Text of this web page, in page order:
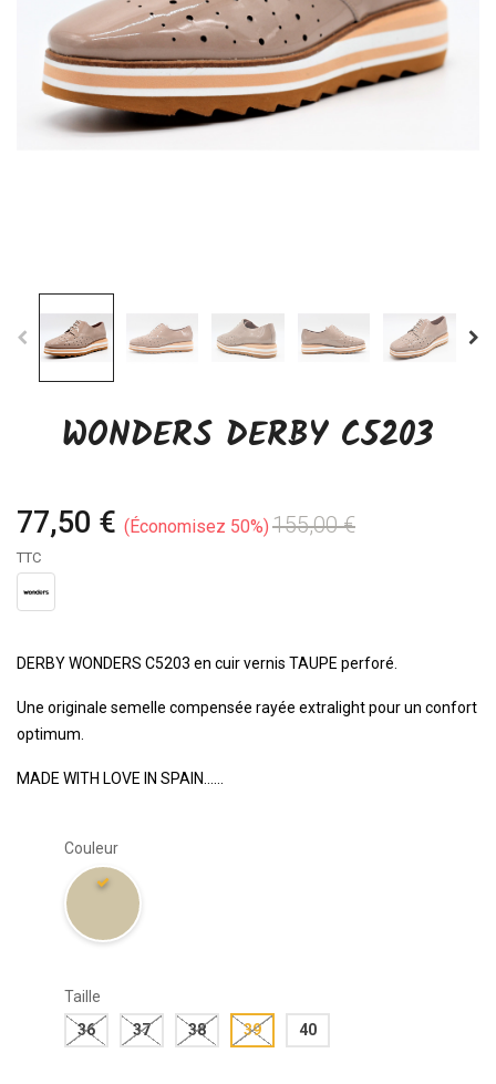
WONDERS DERBY C5203
77,50 € Économisez 50% 155,00 €
TTC
DERBY WONDERS C5203 en cuir vernis TAUPE perforé.
Une originale semelle compensée rayée extralight pour un confort
optimum.
MADE WITH LOVE IN SPAIN......
Couleur
Taille
36
37 38 39 40